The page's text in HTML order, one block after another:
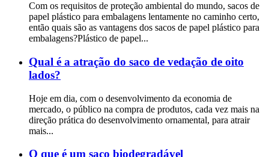
Com os requisitos de proteção ambiental do mundo, sacos de
papel plástico para embalagens lentamente no caminho certo,
então quais são as vantagens dos sacos de papel plástico para
embalagens?Plástico de papel...
Qual é a atração do saco de vedação de oito
lados?
Hoje em dia, com o desenvolvimento da economia de
mercado, o público na compra de produtos, cada vez mais na
direção prática do desenvolvimento ornamental, para atrair
mais...
O que é um saco biodegradável